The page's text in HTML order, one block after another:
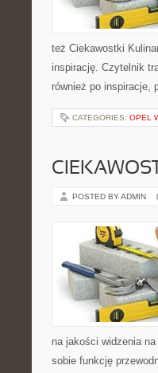
też Ciekawostki
inspirację. Czytelnik
również po inspiracje,
CATEGORIES: OPEL
POSTED BY ADMIN
na jakości widzenia
sobie funkcję